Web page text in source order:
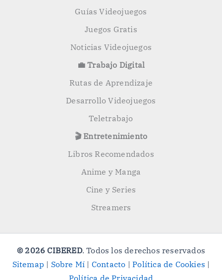
Guías Videojuegos
Juegos Gratis
Noticias Videojuegos
💼 Trabajo Digital
Rutas de Aprendizaje
Desarrollo Videojuegos
Teletrabajo
🎬 Entretenimiento
Libros Recomendados
Anime y Manga
Cine y Series
Streamers
© 2026 CIBERED. Todos los derechos reservados
Sitemap | Sobre Mí | Contacto |Política de Cookies |
Política de Privacidad